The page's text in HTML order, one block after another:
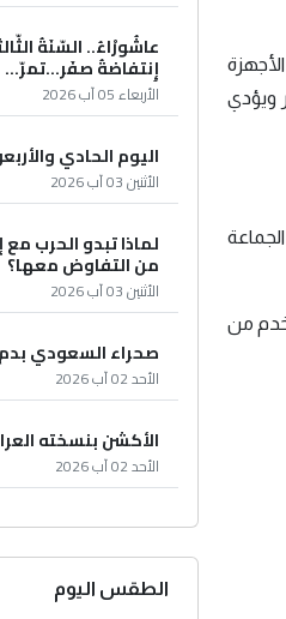
ويؤدي
من
عاشُورْاءُ.. السّنَةُ
إِنتفاضةُ صفَر…تمرّ...
الأربعاء 05 آب 2026
اليوم الحادي
الأثنين 03 آب 2026
لماذا تبدو الحرب
من التفاوض معها؟
الأثنين 03 آب 2026
صحراء السعودي بدم
الأحد 02 آب 2026
الأكشن بنسخته
الأحد 02 آب 2026
الطقس اليوم